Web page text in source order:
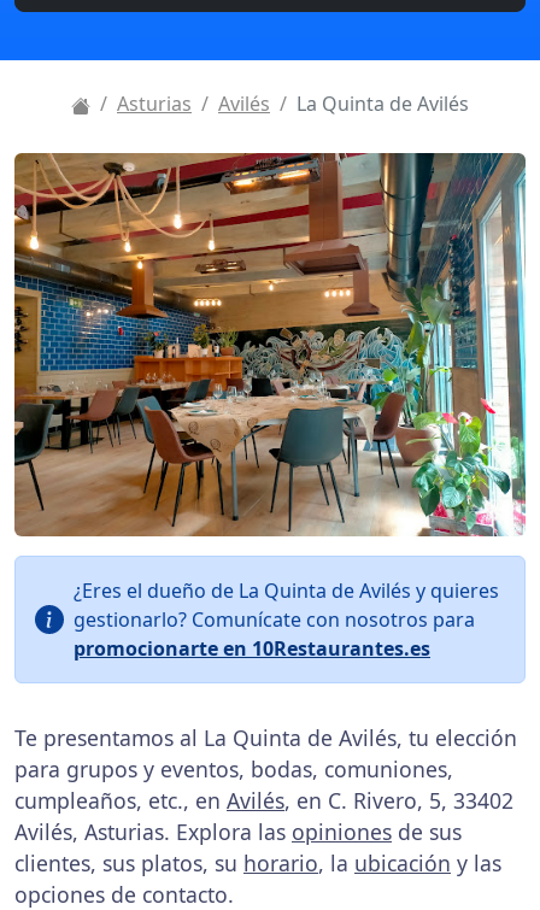
Asturias Avilés La Quinta de Avilés
¿Eres el dueño de La Quinta de Avilés y quieres
gestionarlo? Comunícate con nosotros para
promocionarte en 10Restaurantes.es
Te presentamos al La Quinta de Avilés, tu elección
para grupos y eventos, bodas, comuniones,
cumpleaños, etc., en Avilés, en C. Rivero, 5, 33402
Avilés, Asturias. Explora las opiniones de sus
clientes, sus platos, su horario, la ubicación y las
opciones de contacto.